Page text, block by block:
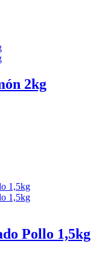
2kg
Pollo 1,5kg